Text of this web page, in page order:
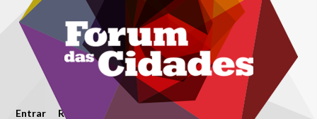
Passar para o conteúdo principal
Menu secundário
Entrar Registar